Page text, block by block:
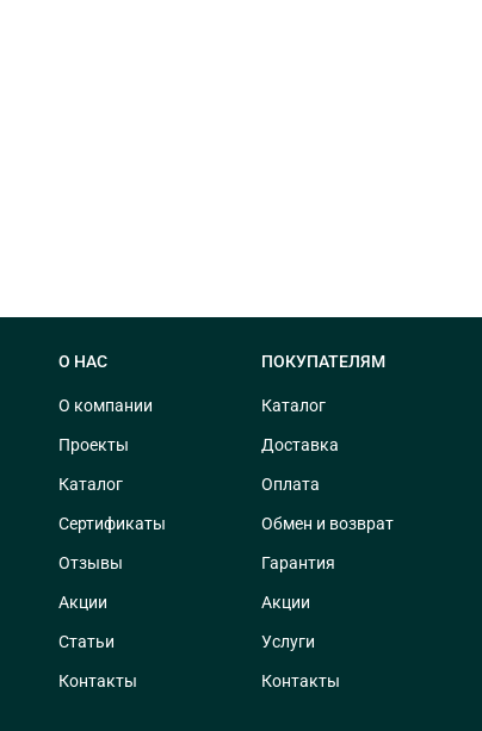
О НАС
О компании
Проекты
Каталог
Сертификаты
Отзывы
Акции
Статьи
Контакты
ПОКУПАТЕЛЯМ
Каталог
Доставка
Оплата
Обмен и возврат
Гарантия
Акции
Услуги
Контакты